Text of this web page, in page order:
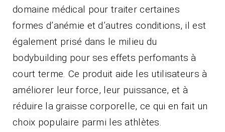
domaine médical pour traiter certaines
formes d’anémie et d’autres conditions, il est
également prisé dans le milieu du
bodybuilding pour ses effets perfomants à
court terme. Ce produit aide les utilisateurs à
améliorer leur force, leur puissance, et à
réduire la graisse corporelle, ce qui en fait un
choix populaire parmi les athlètes.